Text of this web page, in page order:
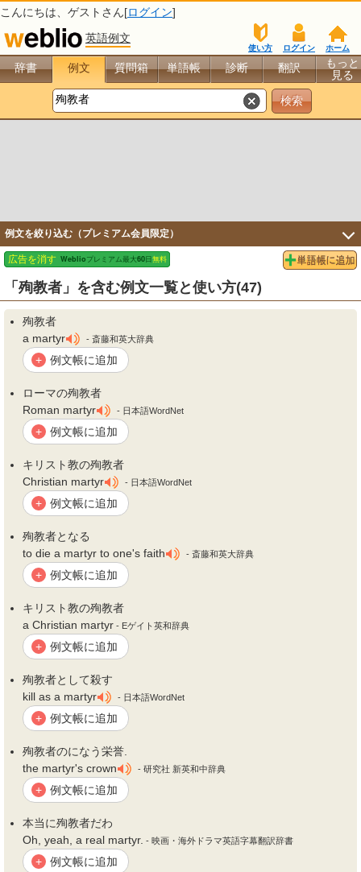
こんにちは、 ゲスト さん[ログイン]
英語例文
ホーム
ログイン
使い方
辞書 例文 質問箱 単語帳 診断 翻訳
もっと
見る
例文を絞り込む（プレミアム会員限定）
「殉教者」を含む例文一覧と使い方(47)
殉教者
a martyr
- 斎藤和英大辞典
+ 例文帳に追加
ローマの殉教者
Roman martyr
- 日本語WordNet
+ 例文帳に追加
キリスト教の殉教者
Christian martyr
- 日本語WordNet
+ 例文帳に追加
殉教者となる
to die a martyr to one's faith
- 斎藤和英大辞典
+ 例文帳に追加
キリスト教の殉教者
a Christian martyr - Eゲイト英和辞典
+ 例文帳に追加
殉教者として殺す
kill as a martyr
- 日本語WordNet
+ 例文帳に追加
殉教者のになう栄誉.
the martyr's crown
- 研究社 新英和中辞典
+ 例文帳に追加
本当に殉教者だわ
Oh, yeah, a real martyr. - 映画・海外ドラマ英語字幕翻訳辞書
+ 例文帳に追加